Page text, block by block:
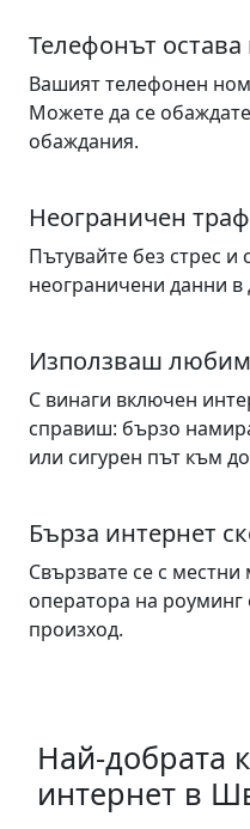
Телефонът
Вашият телефонен
Можете да се
обаждания.
Неограничен
Пътувайте без стрес и
неограничени данни в
Използваш
С винаги включен
справиш: бързо
или сигурен път към
Бърза интернет
Свързвате се с
оператора на роуминг
произход.
Най-добрата
интернет в